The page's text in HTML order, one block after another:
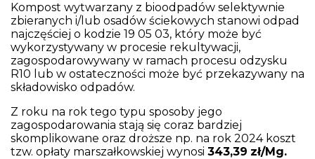
Kompost wytwarzany z bioodpadów selektywnie
zbieranych i/lub osadów ściekowych stanowi odpad
najczęściej o kodzie 19 05 03, który może być
wykorzystywany w procesie rekultywacji,
zagospodarowywany w ramach procesu odzysku
R10 lub w ostateczności może być przekazywany na
składowisko odpadów.
Z roku na rok tego typu sposoby jego
zagospodarowania stają się coraz bardziej
skomplikowane oraz droższe np. na rok 2024 koszt
tzw. opłaty marszałkowskiej wynosi 343,39 zł/Mg.